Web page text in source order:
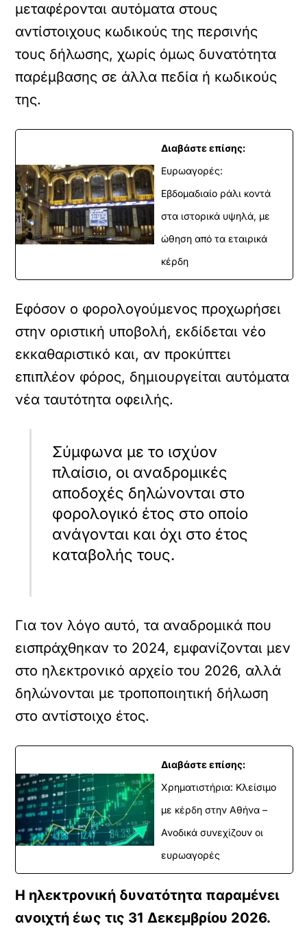
μεταφέρονται αυτόματα στους
αντίστοιχους κωδικούς της περσινής
τους δήλωσης, χωρίς όμως δυνατότητα
παρέμβασης σε άλλα πεδία ή κωδικούς
της.
Διαβάστε επίσης:
Ευρωαγορές:
Εβδομαδιαίο ράλι κοντά
στα ιστορικά υψηλά, με
ώθηση από τα εταιρικά
κέρδη
Εφόσον ο φορολογούμενος προχωρήσει
στην οριστική υποβολή, εκδίδεται νέο
εκκαθαριστικό και, αν προκύπτει
επιπλέον φόρος, δημιουργείται αυτόματα
νέα ταυτότητα οφειλής.
Σύμφωνα με το ισχύον
πλαίσιο, οι αναδρομικές
αποδοχές δηλώνονται στο
φορολογικό έτος στο οποίο
ανάγονται και όχι στο έτος
καταβολής τους.
Για τον λόγο αυτό, τα αναδρομικά που
εισπράχθηκαν το 2024, εμφανίζονται μεν
στο ηλεκτρονικό αρχείο του 2026, αλλά
δηλώνονται με τροποποιητική δήλωση
στο αντίστοιχο έτος.
Διαβάστε επίσης:
Χρηματιστήρια: Κλείσιμο
με κέρδη στην Αθήνα –
Ανοδικά συνεχίζουν οι
ευρωαγορές
Η ηλεκτρονική δυνατότητα παραμένει
ανοιχτή έως τις 31 Δεκεμβρίου 2026.